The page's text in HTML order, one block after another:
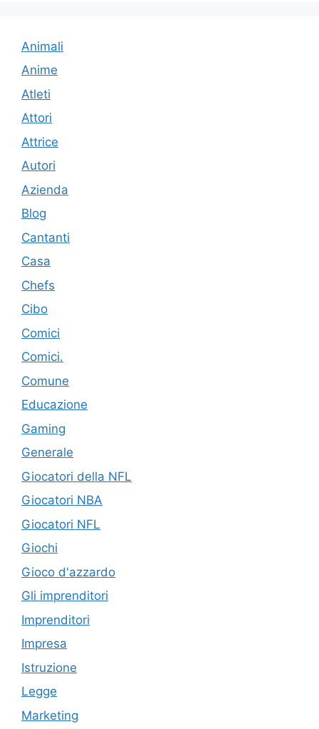
Animali
Anime
Atleti
Attori
Attrice
Autori
Azienda
Blog
Cantanti
Casa
Chefs
Cibo
Comici
Comici.
Comune
Educazione
Gaming
Generale
Giocatori della NFL
Giocatori NBA
Giocatori NFL
Giochi
Gioco d'azzardo
Gli imprenditori
Imprenditori
Impresa
Istruzione
Legge
Marketing